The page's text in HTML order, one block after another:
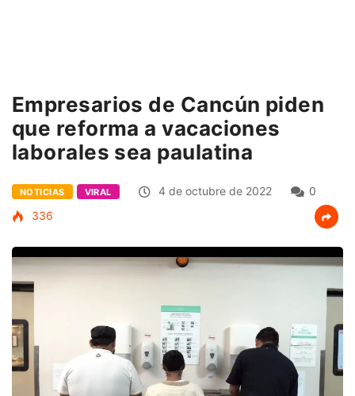
Empresarios de Cancún piden
que reforma a vacaciones
laborales sea paulatina
NOTICIAS VIRAL 4 de octubre de 2022
0
336